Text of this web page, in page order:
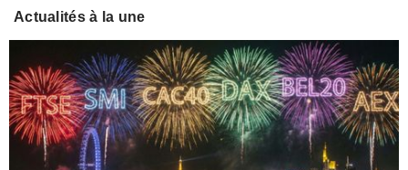
Actualités à la une